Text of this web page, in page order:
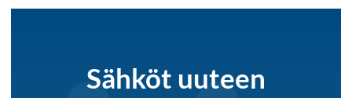
Sähköt uuteen